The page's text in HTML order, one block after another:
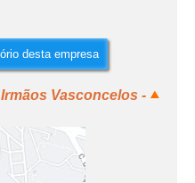
desta empresa
Vasconcelos -